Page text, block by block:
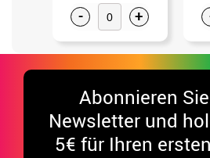
- +
Abonnieren
Newsletter und
5€ für Ihren